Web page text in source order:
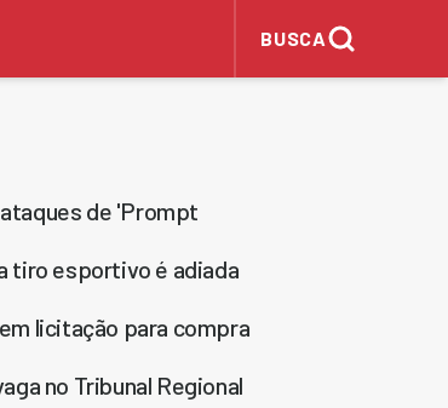
BUSCA
de 'Prompt
tiro esportivo é adiada
licitação para compra
no Tribunal Regional